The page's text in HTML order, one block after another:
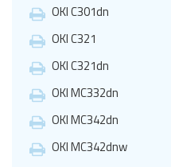
OKI C301dn
OKI C321
OKI C321dn
OKI MC332dn
OKI MC342dn
OKI MC342dnw